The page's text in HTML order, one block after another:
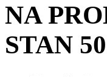
NA
STAN